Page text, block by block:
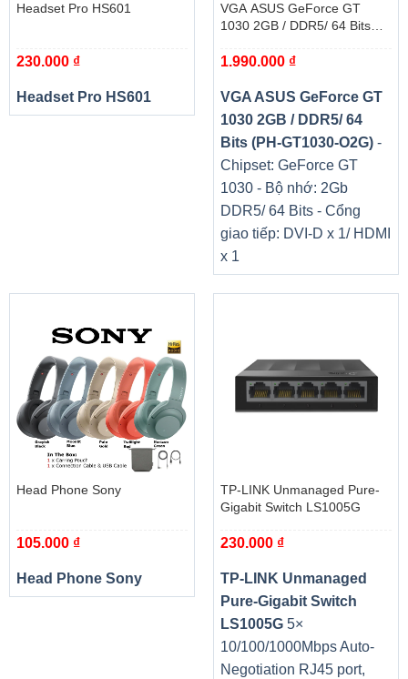
hiện tượng nhiễu loạn không khí bên trên tản nhiệt giúp cải
Hình dạng của ống dẫn nhiệt bằng đồng nguyên chất tối
đa hóa diện tích tiếp xúc trực tiếp với GPU, tăng cường
khả năng truyền nhiệt. Ống dẫn nhiệt cũng bao phủ VRAM
thông qua một tấm kim loại lớn tiếp xúc để đảm bảo làm
Headset Pro HS601
230.000 ₫
Headset Pro HS601
VGA ASUS GeForce GT
1030 2GB / DDR5/ 64 Bits
1.990.000 ₫
VGA ASUS GeForce GT
1030 2GB / DDR5/ 64
Bits (PH-GT1030-O2G)-
Chipset: GeForce GT
1030 - Bộ nhớ: 2Gb
DDR5/ 64 Bits - Cổng
giao tiếp: DVI-D x 1/ HDMI
x 1
Head Phone Sony
105.000 ₫
Head Phone Sony
TP-LINK Unmanaged Pure-
Gigabit Switch LS1005G
230.000 ₫
TP-LINK Unmanaged
Pure-Gigabit Switch
LS1005G5×
10/100/1000Mbps Auto-
Negotiation RJ45 port,